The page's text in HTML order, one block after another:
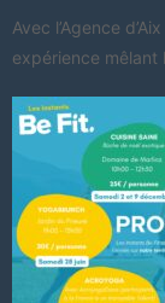
Avec l’Agence
expérience mêlant